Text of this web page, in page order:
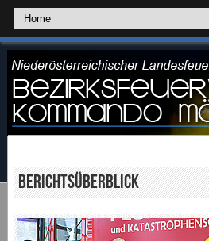
Berichtsüberblick